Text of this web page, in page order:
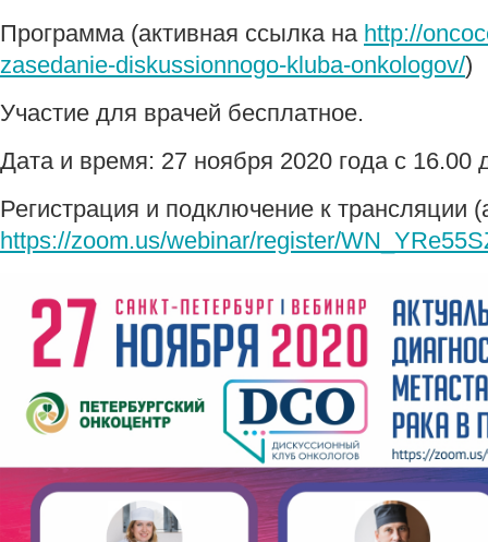
Программа (активная ссылка на http://
zasedanie-diskussionnogo-kluba-onkologov/)
Участие для врачей бесплатное.
Дата и время: 27 ноября 2020 года с 16.00
Регистрация и подключение к трансляции
https://zoom.us/webinar/register/